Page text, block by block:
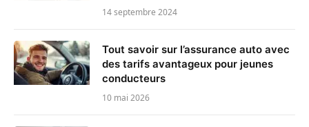
14 septembre 2024
Tout savoir sur l’assurance auto avec
des tarifs avantageux pour jeunes
conducteurs
10 mai 2026